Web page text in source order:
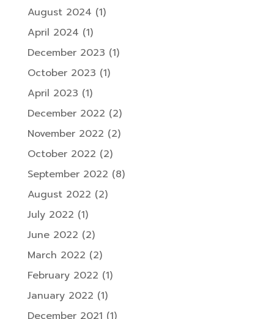
August 2024 (1)
April 2024 (1)
December 2023 (1)
October 2023 (1)
April 2023 (1)
December 2022 (2)
November 2022 (2)
October 2022 (2)
September 2022 (8)
August 2022 (2)
July 2022 (1)
June 2022 (2)
March 2022 (2)
February 2022 (1)
January 2022 (1)
December 2021 (1)